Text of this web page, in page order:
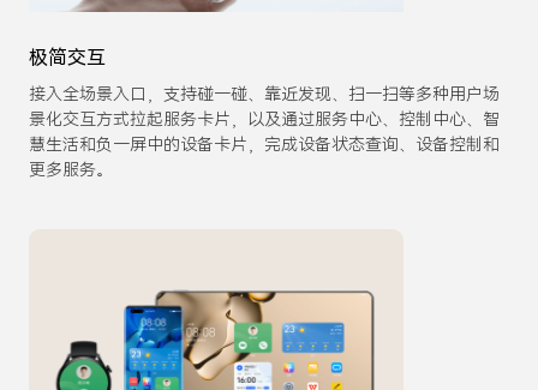
极简交互
接入全场景入口，支持碰一碰、靠近发现、扫一扫等多种用户场
景化交互方式拉起服务卡片，以及通过服务中心、控制中心、智
慧生活和负一屏中的设备卡片，完成设备状态查询、设备控制和
更多服务。